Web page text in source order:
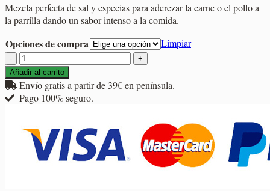
precios:
desde
hasta
Mezcla perfecta de sal y especias para aderezar la carne o el pollo a
la parrilla dando un sabor intenso a la comida.
Opciones de compra
Limpiar
Sazonador
Barbacoa
cantidad
Añadir al carrito
Envío gratis a partir de 39€ en península.
Pago 100% seguro.